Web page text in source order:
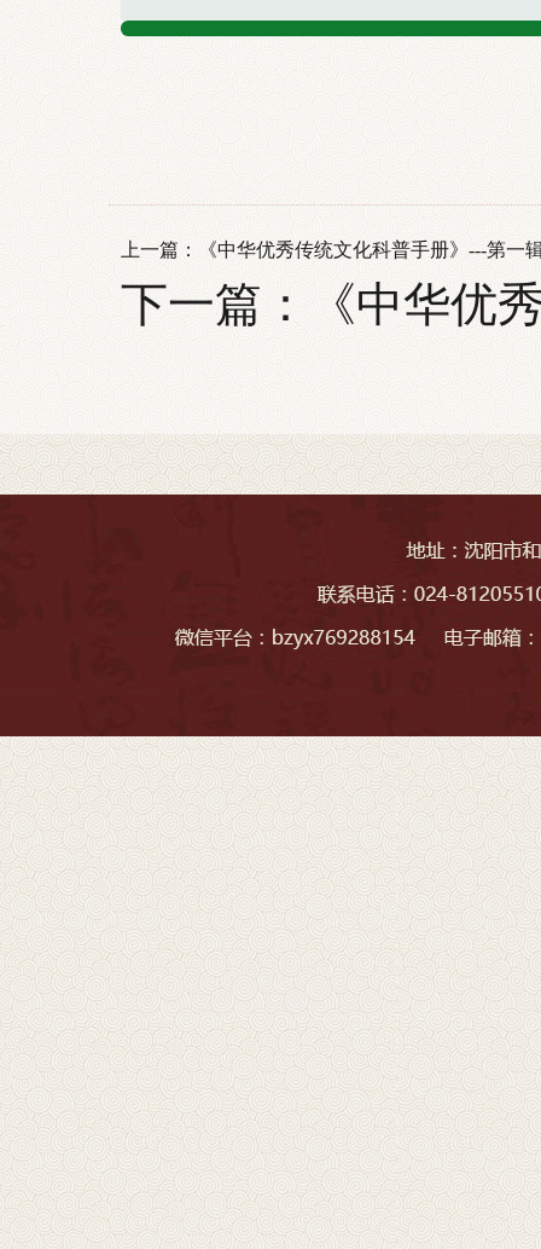
上一篇： 《中华优秀传统文化科普手册》---第一
下一篇： 《中华优